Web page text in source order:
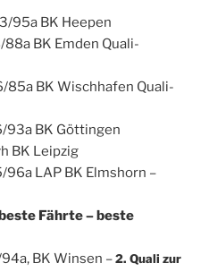
95a BK Heepen
BK Emden Quali-
85a BK Wischhafen Quali-
93a BK Göttingen
BK Leipzig
96a LAP BK Elmshorn –
Fährte – beste
BK Winsen –2. Quali zur